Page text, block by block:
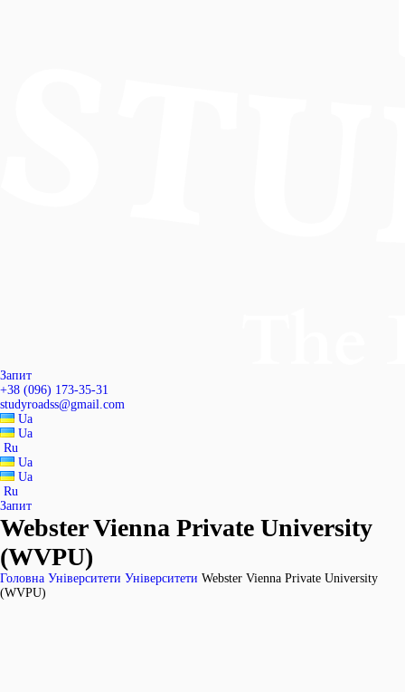
Запит
+38 (096) 173-35-31
studyroadss@gmail.com
Ua
Ua
Ru
Ua
Ua
Ru
Запит
Webster Vienna Private University
(WVPU)
Головна Університети Університети Webster Vienna Private University
(WVPU)